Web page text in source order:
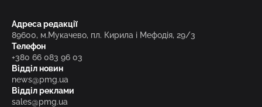
Адреса редакції
89600, м.Мукачево, пл. Кирила і Мефодія, 29/3
Телефон
+380 66 083 96 03
Відділ новин
news@pmg.ua
Відділ реклами
sales@pmg.ua